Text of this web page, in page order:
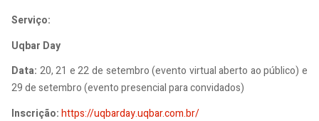
Serviço:
Uqbar Day
Data: 20, 21 e 22 de setembro (evento virtual aberto ao público) e
29 de setembro (evento presencial para convidados)
Inscrição:https://uqbarday.uqbar.com.br/